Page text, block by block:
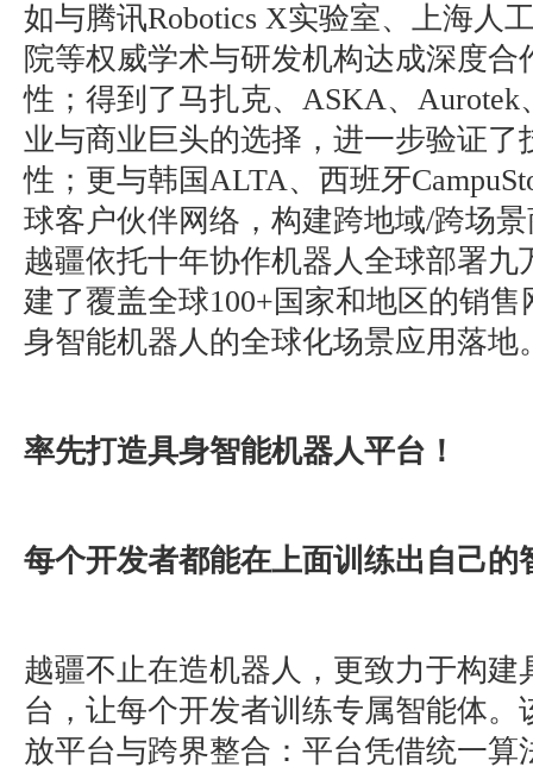
如与腾讯Robotics X实验室、上海人
院等权威学术与研发机构达成深度合
性；得到了马扎克、ASKA、Aurotek
业与商业巨头的选择，进一步验证了
性；更与韩国ALTA、西班牙
球客户伙伴网络，构建跨地域/跨场
越疆依托十年协作机器人全球部署九
建了覆盖全球100+国家和地区的销
身智能机器人的全球化场景应用落地
率先打造具身智能机器人平台！
每个开发者都能在上面训练出自己的
越疆不止在造机器人，更致力于构建
台，让每个开发者训练专属智能体。
放平台与跨界整合：平台凭借统一算